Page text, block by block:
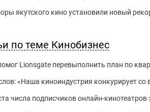
якутского кино установили новый
по теме Кинобизнес
Lionsgate перевыполнить план по
«Наша киноиндустрия конкурирует со
числа подписчиков онлайн-кинотеатров